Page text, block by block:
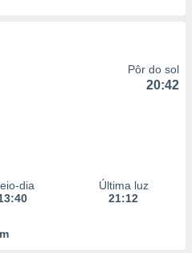
Pôr do sol
20:42
dia
Última luz
21:12